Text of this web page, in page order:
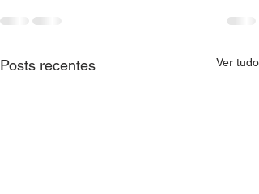
Posts recentes Ver tudo